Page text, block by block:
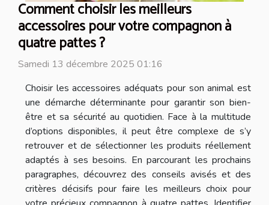
Comment choisir les meilleurs
accessoires pour votre compagnon à
quatre pattes ?
Samedi 13 décembre 2025 01:16
Choisir les accessoires adéquats pour son animal est
une démarche déterminante pour garantir son bien-
être et sa sécurité au quotidien. Face à la multitude
d’options disponibles, il peut être complexe de s’y
retrouver et de sélectionner les produits réellement
adaptés à ses besoins. En parcourant les prochains
paragraphes, découvrez des conseils avisés et des
critères décisifs pour faire les meilleurs choix pour